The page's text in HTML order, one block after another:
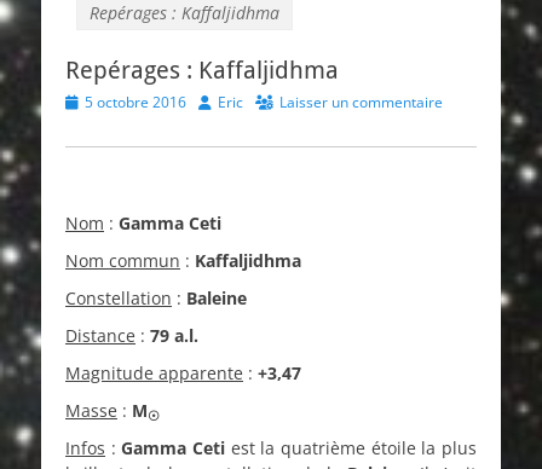
Repérages : Kaffaljidhma
Repérages : Kaffaljidhma
Posted
5 octobre 2016 Author
Eric Laisser un commentaire
Nom : Gamma Ceti
Nom commun : Kaffaljidhma
Constellation : Baleine
Distance : 79 a.l.
Magnitude apparente : +3,47
Masse : M☉
Infos :Gamma Ceti est la quatrième étoile la plus